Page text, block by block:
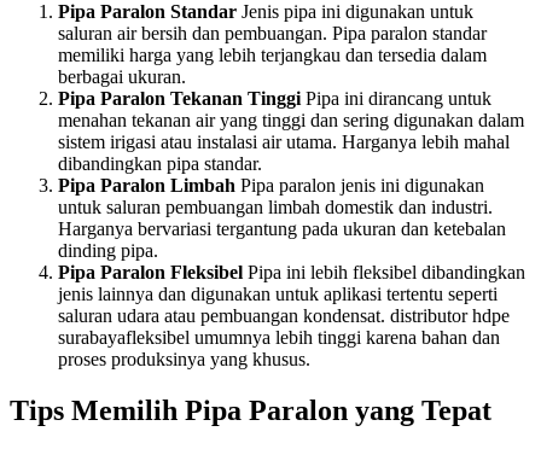
Pipa Paralon Standar Jenis pipa ini digunakan untuk
saluran air bersih dan pembuangan. Pipa paralon standar
memiliki harga yang lebih terjangkau dan tersedia dalam
berbagai ukuran.
Pipa Paralon Tekanan Tinggi Pipa ini dirancang untuk
menahan tekanan air yang tinggi dan sering digunakan dalam
sistem irigasi atau instalasi air utama. Harganya lebih mahal
dibandingkan pipa standar.
Pipa Paralon Limbah Pipa paralon jenis ini digunakan
untuk saluran pembuangan limbah domestik dan industri.
Harganya bervariasi tergantung pada ukuran dan ketebalan
dinding pipa.
Pipa Paralon Fleksibel Pipa ini lebih fleksibel dibandingkan
jenis lainnya dan digunakan untuk aplikasi tertentu seperti
saluran udara atau pembuangan kondensat. distributor hdpe
surabayafleksibel umumnya lebih tinggi karena bahan dan
proses produksinya yang khusus.
Tips Memilih Pipa Paralon yang Tepat